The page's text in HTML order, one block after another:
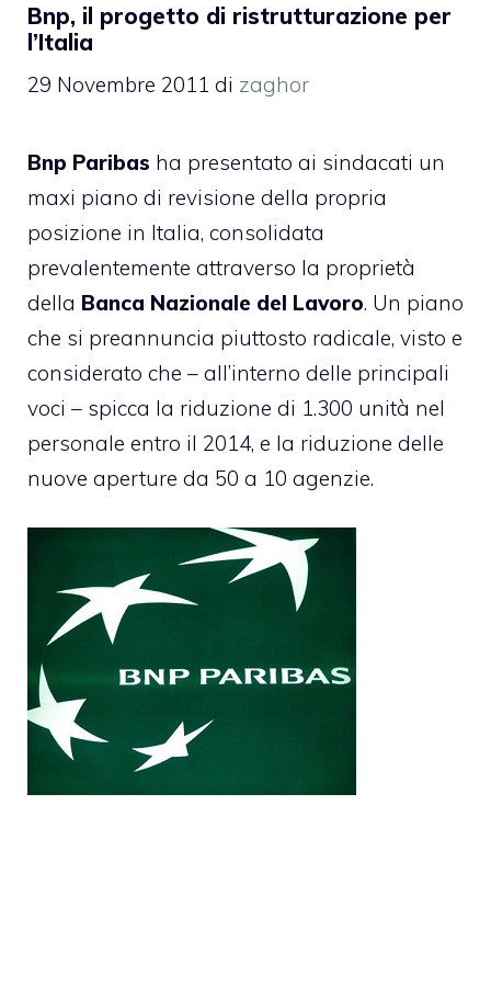
Bnp, il progetto di ristrutturazione per
l’Italia
29 Novembre 2011 di zaghor
Bnp Paribas ha presentato ai sindacati un
maxi piano di revisione della propria
posizione in Italia, consolidata
prevalentemente attraverso la proprietà
della Banca Nazionale del Lavoro. Un piano
che si preannuncia piuttosto radicale, visto e
considerato che – all’interno delle principali
voci – spicca la riduzione di 1.300 unità nel
personale entro il 2014, e la riduzione delle
nuove aperture da 50 a 10 agenzie.